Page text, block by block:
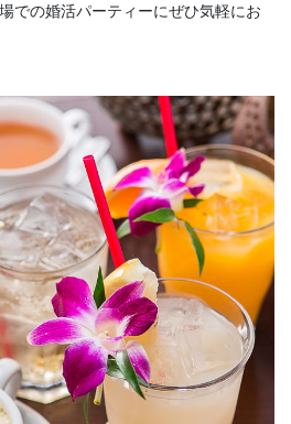
での婚活パーティーにぜひ気軽にお